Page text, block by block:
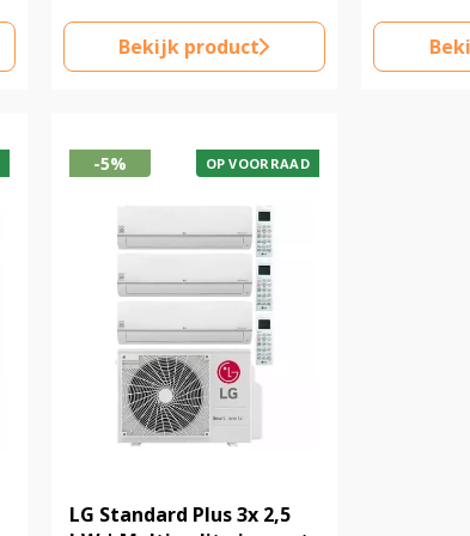
Bekijk product
-5% OP VOORRAAD
LG Standard Plus 3x 2,5